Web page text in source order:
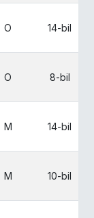
O 14-bil
O 8-bil
M 14-bil
M 10-bil